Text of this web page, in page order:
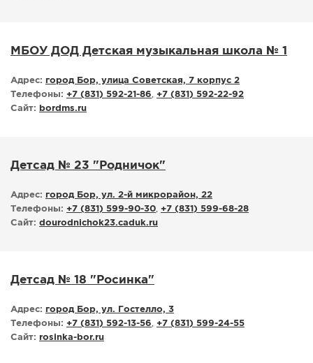
МБОУ ДОД Детская музыкальная школа № 1
Адрес: город Бор, улица Советская, 7 корпус 2
Телефоны: +7 (831) 592-21-86
+7 (831) 592-22-92
Сайт:
bordms.ru
Детсад № 23 "Родничок"
Адрес: город Бор, ул. 2-й микрорайон, 22
Телефоны: +7 (831) 599-90-30
+7 (831) 599-68-28
Сайт: dourodnichok23.caduk.ru
Детсад № 18 "Росинка"
Адрес: город Бор, ул. Гостелло, 3
Телефоны: +7 (831) 592-13-56
+7 (831) 599-24-55
Сайт: rosinka-bor.ru